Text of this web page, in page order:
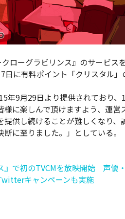
ローグラビリンス』のサービス
に有料ポイント「クリスタル」
年9月29日より提供されており、
に楽しんで頂けますよう、運営
供し続けることが難しくなり、
に至りました。」としている。
』で初のTVCMを放映開始 声優
キャンペーンも実施